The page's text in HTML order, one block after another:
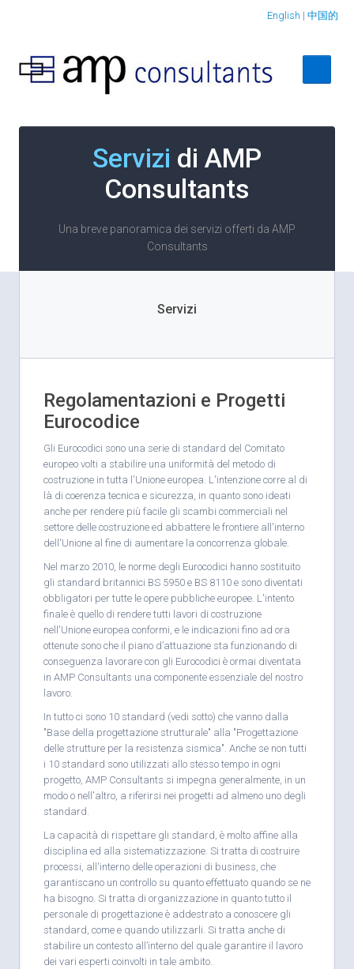
English | 中国的
Servizi di AMP
Consultants
Una breve panoramica dei servizi offerti da AMP
Consultants
Servizi
Regolamentazioni e Progetti
Eurocodice
Gli Eurocodici sono una serie di standard del Comitato
europeo volti a stabilire una uniformità del metodo di
costruzione in tutta l'Unione europea. L'intenzione corre al di
là di coerenza tecnica e sicurezza, in quanto sono ideati
anche per rendere più facile gli scambi commerciali nel
settore delle costruzione ed abbattere le frontiere all'interno
dell'Unione al fine di aumentare la concorrenza globale.
Nel marzo 2010, le norme degli Eurocodici hanno sostituito
gli standard britannici BS 5950 e BS 8110 e sono diventati
obbligatori per tutte le opere pubbliche europee. L'intento
finale è quello di rendere tutti lavori di costruzione
nell'Unione europea conformi, e le indicazioni fino ad ora
ottenute sono che il piano d’attuazione sta funzionando di
conseguenza lavorare con gli Eurocodici è ormai diventata
in AMP Consultants una componente essenziale del nostro
lavoro.
In tutto ci sono 10 standard (vedi sotto) che vanno dalla
"Base della progettazione strutturale" alla "Progettazione
delle strutture per la resistenza sismica". Anche se non tutti
i 10 standard sono utilizzati allo stesso tempo in ogni
progetto, AMP Consultants si impegna generalmente, in un
modo o nell'altro, a riferirsi nei progetti ad almeno uno degli
standard.
La capacità di rispettare gli standard, è molto affine alla
disciplina ed alla sistematizzazione. Si tratta di costruire
processi, all'interno delle operazioni di business, che
garantiscano un controllo su quanto effettuato quando se ne
ha bisogno. Si tratta di organizzazione in quanto tutto il
personale di progettazione è addestrato a conoscere gli
standard, come e quando utilizzarli. Si tratta anche di
stabilire un contesto all’interno del quale garantire il lavoro
dei vari esperti coinvolti in tale ambito.